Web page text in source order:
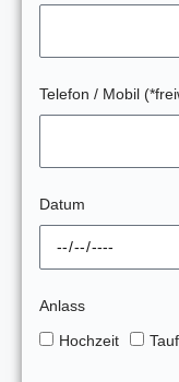
Telefon / Mobil
Datum
Anlass
Hochzeit